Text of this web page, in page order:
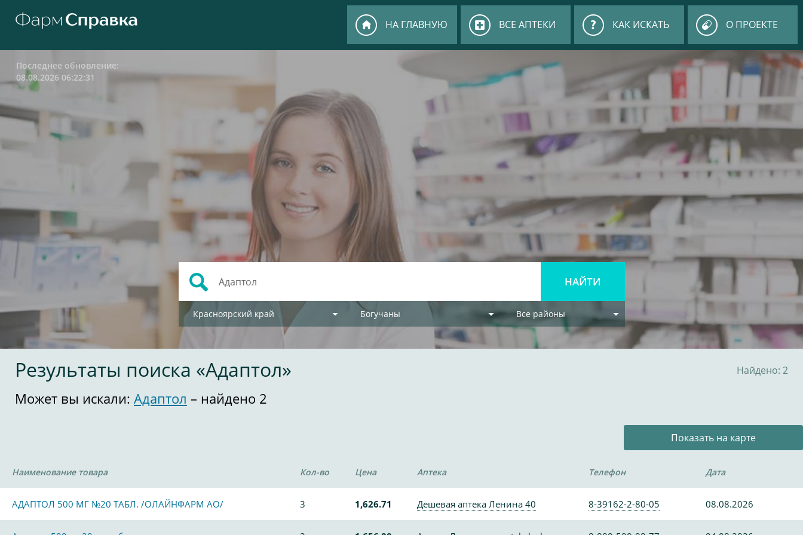
НА ГЛАВНУЮ ВСЕ АПТЕКИ КАК ИСКАТЬ О ПРОЕКТЕ
Последнее обновление:
08.08.2026 06:22:31
Красноярский край Богучаны Все районы
Результаты поиска «Адаптол» Найдено: 2
Может вы искали: Адаптол – найдено 2
Показать на карте
Наименование товара Кол-во Цена Аптека Телефон Дата
АДАПТОЛ 500 МГ №20 ТАБЛ. /ОЛАЙНФАРМ АО/ 3 1,626.71 Дешевая аптека Ленина 40 8-39162-2-80-05 08.08.2026